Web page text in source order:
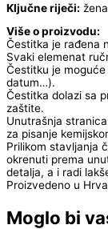
Ključne riječi:
Više o proizvodu:
Čestitka je rađena
Svaki elemenat
Čestitku je
datum…).
Čestitka dolazi sa
zaštite.
Unutrašnja
za pisanje
Prilikom stavljanja
okrenuti prema
detalja, a i radi
Proizvedeno u
Moglo bi